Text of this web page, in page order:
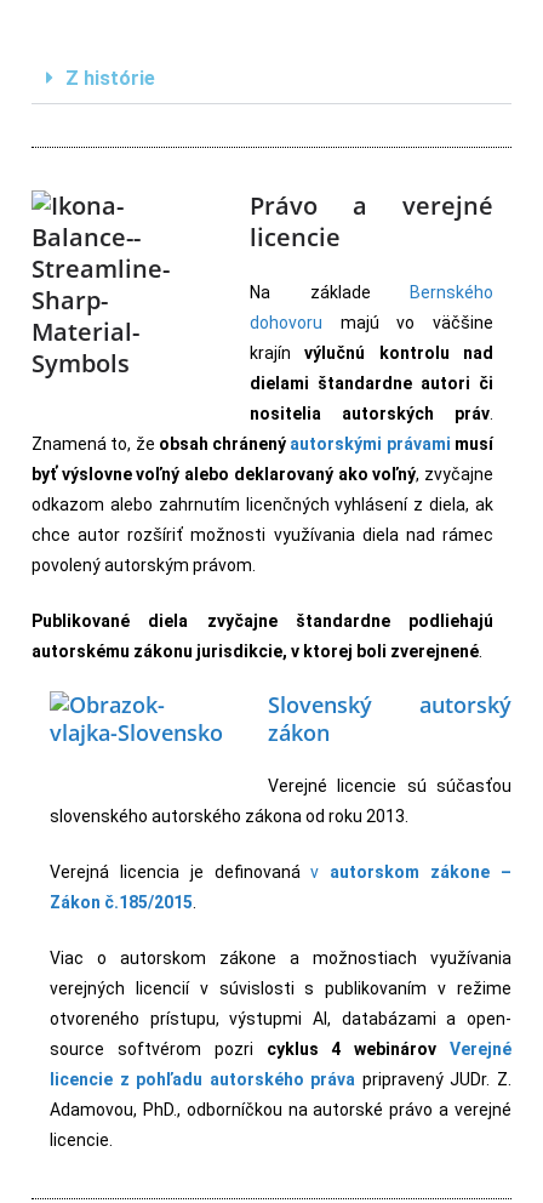
Z histórie
Právo a verejné
licencie
Na základe
Bernského
dohovoru majú vo väčšine
krajínvýlučnú kontrolu nad
dielami štandardne autori či
nositelia autorských práv
Znamená to, že obsah chránený autorskými právami musí
byť výslovne voľný alebo deklarovaný ako voľný, zvyčajne
odkazom alebo zahrnutím licenčných vyhlásení z diela, ak
chce autor rozšíriť možnosti využívania diela nad rámec
povolený autorským právom.
Publikované diela zvyčajne štandardne podliehajú
autorskému zákonu jurisdikcie, v ktorej boli zverejnené
Slovenský autorský
zákon
Verejné licencie sú súčasťou
slovenského autorského zákona od roku 2013.
Verejná licencia je definovanáv autorskom zákone –
Zákon č.185/2015
Viac o autorskom zákone a možnostiach využívania
verejných licencií v súvislosti s publikovaním v režime
otvoreného prístupu, výstupmi AI, databázami a open-
source softvérom pozri cyklus 4 webinárov Verejné
licencie z pohľadu autorského práva pripravený JUDr. Z.
Adamovou, PhD., odborníčkou na autorské právo a verejné
licencie.